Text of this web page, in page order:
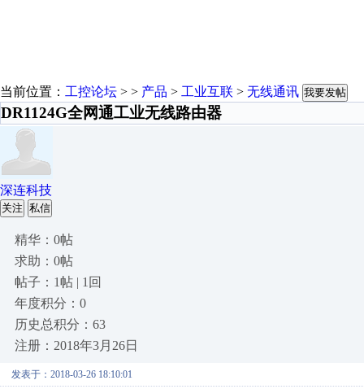
当前位置： 工控论坛 > > 产品 > 工业互联 > 无线通讯 我要发帖
DR1124G全网通工业无线路由器
深连科技
关注 私信
精华：0帖
求助：0帖
帖子：1帖 | 1回
年度积分：0
历史总积分：63
注册：2018年3月26日
发表于：2018-03-26 18:10:01